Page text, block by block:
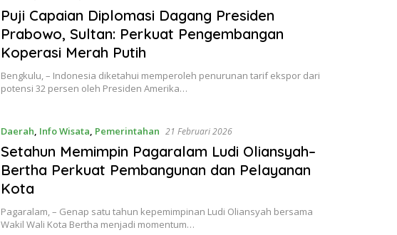
Puji Capaian Diplomasi Dagang Presiden
Prabowo, Sultan: Perkuat Pengembangan
Koperasi Merah Putih
Bengkulu, – Indonesia diketahui memperoleh penurunan tarif ekspor dari
potensi 32 persen oleh Presiden Amerika…
Daerah, Info Wisata, Pemerintahan 21 Februari 2026
Setahun Memimpin Pagaralam Ludi Oliansyah–
Bertha Perkuat Pembangunan dan Pelayanan
Kota
Pagaralam, – Genap satu tahun kepemimpinan Ludi Oliansyah bersama
Wakil Wali Kota Bertha menjadi momentum…